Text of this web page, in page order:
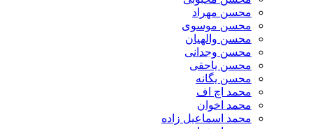
محسن مهراد
محسن موسوی
محسن والهیان
محسن وجدانی
محسن یاحقی
محسن یگانه
محمد اچ اف
محمد اخوان
محمد اسماعیل زاده